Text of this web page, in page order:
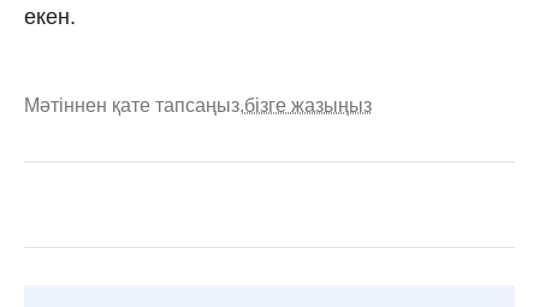
екен.
Мәтіннен қате тапсаңыз,бізге жазыңыз